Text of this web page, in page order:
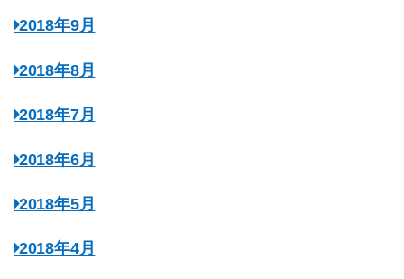
2018年9月
2018年8月
2018年7月
2018年6月
2018年5月
2018年4月